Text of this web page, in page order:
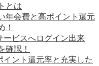
とは
年会費と高ポイント還元
！
ービスへログイン出来
確認！
イント還元率と充実した